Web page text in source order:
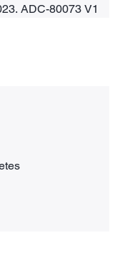
ADC-80073 V1